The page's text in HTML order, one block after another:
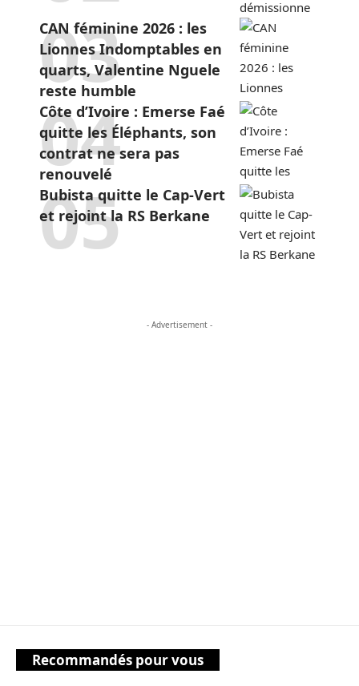
CAN féminine 2026 : les
Lionnes Indomptables en
quarts, Valentine Nguele
reste humble
Côte d’Ivoire : Emerse Faé
quitte les Éléphants, son
contrat ne sera pas
renouvelé
Bubista quitte le Cap-Vert
et rejoint la RS Berkane
- Advertisement -
Recommandés pour vous